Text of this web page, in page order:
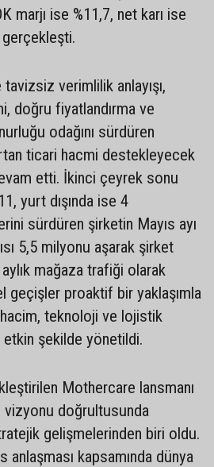
marjı ise %11,7, net karı ise
tavizsiz verimlilik anlayışı,
doğru fiyatlandırma ve
odağını sürdüren
ticari hacmi destekleyecek
etti. İkinci çeyrek sonu
yurt dışında ise 4
sürdüren şirketin Mayıs ayı
5,5 milyonu aşarak şirket
mağaza trafiği olarak
geçişler proaktif bir yaklaşımla
teknoloji ve lojistik
etkin şekilde yönetildi.
Mothercare lansmanı
vizyonu doğrultusunda
gelişmelerinden biri oldu.
anlaşması kapsamında dünya